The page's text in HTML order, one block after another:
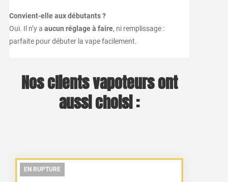
Convient-elle aux débutants ?
Oui. Il n’y a aucun réglage à faire, ni remplissage :
parfaite pour débuter la vape facilement.
Nos clients vapoteurs ont
aussi choisi :
EN RUPTURE
EN RUPTURE
EN RUPTURE